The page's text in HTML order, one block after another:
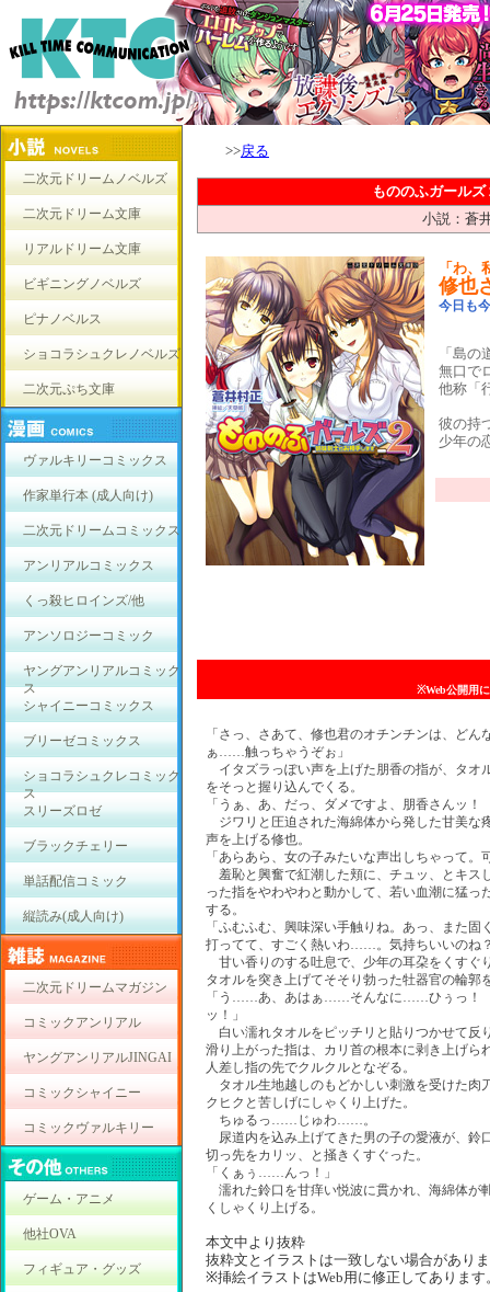
二次元ドリームノベルズ
二次元ドリーム文庫
リアルドリーム文庫
ビギニングノベルズ
ピナノベルス
ショコラシュクレノベルズ
二次元ぷち文庫
ヴァルキリーコミックス
作家単行本 (成人向け)
二次元ドリームコミックス
アンリアルコミックス
くっ殺ヒロインズ/他
アンソロジーコミック
ヤングアンリアルコミック
ス
シャイニーコミックス
ブリーゼコミックス
ショコラシュクレコミック
ス
スリーズロゼ
ブラックチェリー
単話配信コミック
縦読み(成人向け)
二次元ドリームマガジン
コミックアンリアル
ヤングアンリアルJINGAI
コミックシャイニー
コミックヴァルキリー
ゲーム・アニメ
他社OVA
フィギュア・グッズ
>>戻る
もののふガール
小説：蒼
「わ
修也
今日も
「島
無口で
他称「
彼の持
少年の
※Web公開用
「さっ、さあて、修也君のオチンチンは、どん
ぁ……触っちゃうぞぉ」
イタズラっぽい声を上げた朋香の指が、タオ
をそっと握り込んでくる。
「うぁ、あ、だっ、ダメですよ、朋香さんッ
ジワリと圧迫された海綿体から発した甘美な
声を上げる修也。
「あらあら、女の子みたいな声出しちゃって。
羞恥と興奮で紅潮した頬に、チュッ、とキス
った指をやわやわと動かして、若い血潮に猛っ
する。
「ふむふむ、興味深い手触りね。あっ、また固
打ってて、すごく熱いわ……。気持ちいいのね
甘い香りのする吐息で、少年の耳朶をくすぐ
タオルを突き上げてそそり勃った牡器官の輪郭
「う……あ、あはぁ……そんなに……ひぅっ！
ッ！」
白い濡れタオルをピッチリと貼りつかせて反
滑り上がった指は、カリ首の根本に剥き上げ
人差し指の先でクルクルとなぞる。
タオル生地越しのもどかしい刺激を受けた肉
クヒクと苦しげにしゃくり上げた。
ちゅるっ……じゅわ……。
尿道内を込み上げてきた男の子の愛液が、鈴
切っ先をカリッ、と掻きくすぐった。
「くぁぅ……んっ！」
濡れた鈴口を甘痒い悦波に貫かれ、海綿体
くしゃくり上げる。
本文中より抜粋
抜粋文とイラストは一致しない場合があり
※挿絵イラストはWeb用に修正してあります